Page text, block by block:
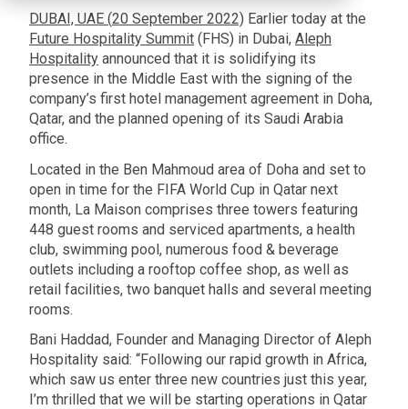
DUBAI, UAE (20 September 2022) Earlier today at the
Future Hospitality Summit (FHS) in Dubai, Aleph
Hospitality announced that it is solidifying its
presence in the Middle East with the signing of the
company’s first hotel management agreement in Doha,
Qatar, and the planned opening of its Saudi Arabia
office.
Located in the Ben Mahmoud area of Doha and set to
open in time for the FIFA World Cup in Qatar next
month, La Maison comprises three towers featuring
448 guest rooms and serviced apartments, a health
club, swimming pool, numerous food & beverage
outlets including a rooftop coffee shop, as well as
retail facilities, two banquet halls and several meeting
rooms.
Bani Haddad, Founder and Managing Director of Aleph
Hospitality said: “Following our rapid growth in Africa,
which saw us enter three new countries just this year,
I’m thrilled that we will be starting operations in Qatar